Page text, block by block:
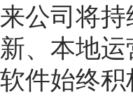
来公司将
新、本地
软件始终